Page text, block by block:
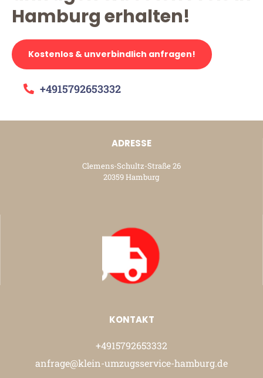
Hamburg erhalten!
Kostenlos & unverbindlich anfragen!
+4915792653332
ADRESSE
Clemens-Schultz-Straße 26
20359 Hamburg
KONTAKT
+4915792653332
anfrage@klein-umzugsservice-hamburg.de